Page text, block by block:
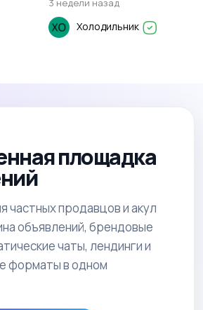
3 недели назад
Холодильник
площадка
частных продавцов и акул
объявлений, брендовые
чаты, лендинги и
форматы в одном